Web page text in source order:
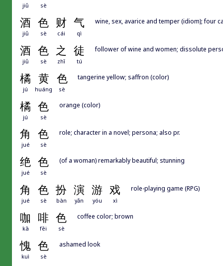
jiǔ sè
酒 色 财 气
jiǔ sè cái qì
wine, sex, avarice and temper (idiom); four
酒 色 之 徒
jiǔ sè zhī tú
follower of wine and women; dissolute
橘 黄 色
jú huáng sè
tangerine yellow; saffron (color)
橘 色
jú sè
orange (color)
角 色
jué sè
role; character in a novel; persona; also pr.
绝 色
jué sè
(of a woman) remarkably beautiful; stunning
角 色 扮 演 游 戏
jué sè bàn yǎn yóu xì
role-playing game (RPG)
咖 啡 色
kā fēi sè
coffee color; brown
愧 色
kuì sè
ashamed look